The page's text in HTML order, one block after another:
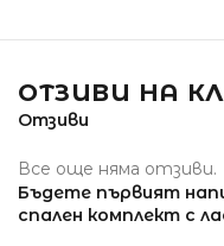
ОТЗИВИ НА
Отзиви
Все още няма отзиви.
Бъдете първият
спален комплект с